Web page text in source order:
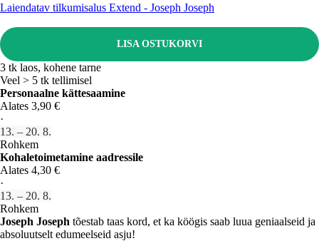
Laiendatav tilkumisalus Extend - Joseph Joseph
LISA OSTUKORVI
3 tk laos, kohene tarne
Veel > 5 tk tellimisel
Personaalne kättesaamine
Alates 3,90 €
·
13. – 20. 8.
Rohkem
Kohaletoimetamine aadressile
Alates 4,30 €
·
13. – 20. 8.
Rohkem
Joseph Joseph tõestab taas kord, et ka köögis saab luua geniaalseid ja
absoluutselt edumeelseid asju!